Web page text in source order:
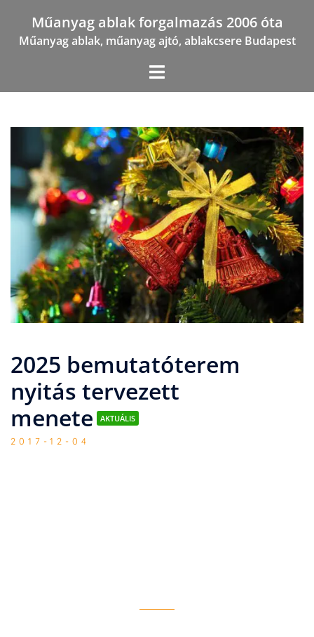
content
Műanyag ablak forgalmazás 2006 óta
Műanyag ablak, műanyag ajtó, ablakcsere Budapest
2025 bemutatóterem
nyitás tervezett
menete
AKTUÁLIS
2017-12-04